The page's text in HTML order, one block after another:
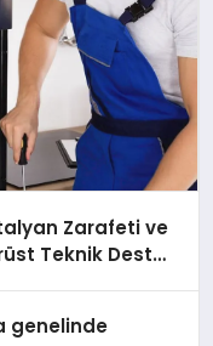
Zarafeti ve
Teknik Destek
genelinde